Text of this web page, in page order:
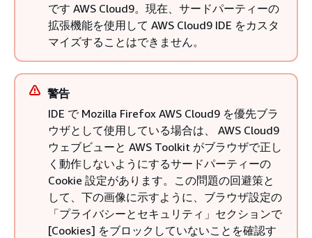
です AWS Cloud9。現在、サードパーティーの
拡張機能を使用して AWS Cloud9 IDE をカスタ
マイズすることはできません。
警告
IDE で Mozilla Firefox AWS Cloud9 を優先ブラ
ウザとして使用している場合は、 AWS Cloud9
ウェブビューと AWS Toolkit がブラウザで正し
く動作しないようにするサードパーティーの
Cookie 設定があります。この問題の回避策と
して、下の画像に示すように、ブラウザ設定の
「プライバシーとセキュリティ」セクションで
[Cookies] をブロックしていないことを確認す